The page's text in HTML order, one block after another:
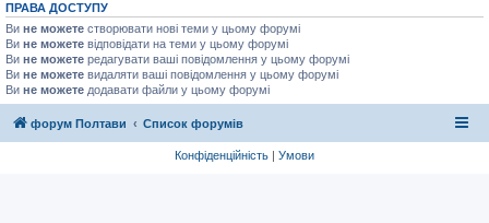
ПРАВА ДОСТУПУ
Ви не можете створювати нові теми у цьому форумі
Ви не можете відповідати на теми у цьому форумі
Ви не можете редагувати ваші повідомлення у цьому форумі
Ви не можете видаляти ваші повідомлення у цьому форумі
Ви не можете додавати файли у цьому форумі
форум Полтави Список форумів
Конфіденційність | Умови